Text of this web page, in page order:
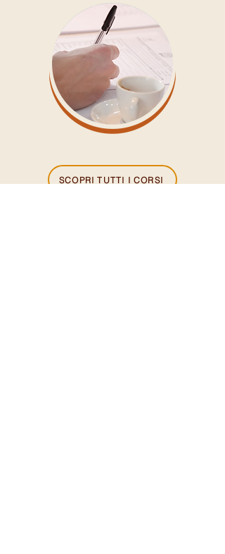
SCOPRI TUTTI I CORSI